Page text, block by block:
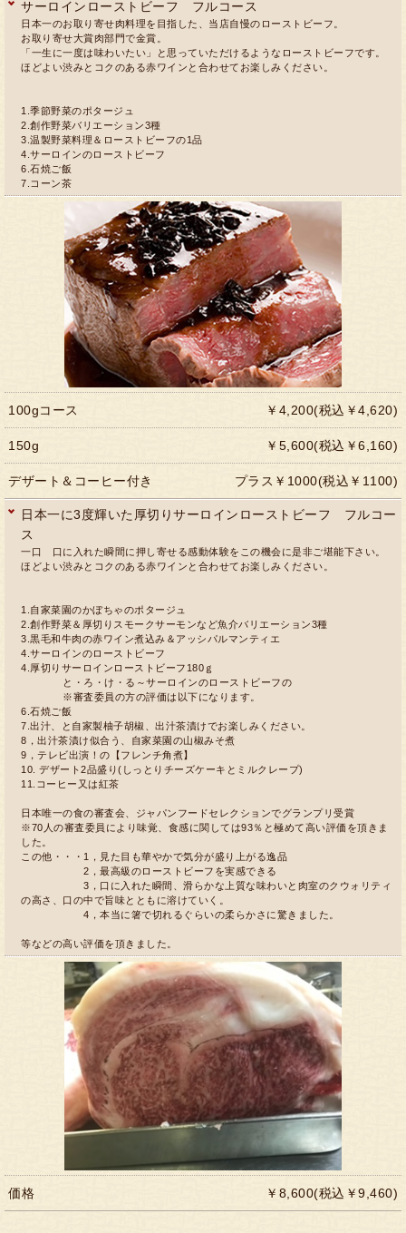
サーロインローストビーフ フルコース
日本一のお取り寄せ肉料理を目指した、当店自慢のローストビーフ。
お取り寄せ大賞肉部門で金賞。
「一生に一度は味わいたい」と思っていただけるようなローストビーフです。
ほどよい渋みとコクのある赤ワインと合わせてお楽しみください。
1.季節野菜のポタージュ
2.創作野菜バリエーション3種
3.温製野菜料理＆ローストビーフの1品
4.サーロインのローストビーフ
6.石焼ご飯
7.コーン茶
100gコース ￥4,200(税込￥4,620)
150g ￥5,600(税込￥6,160)
デザート＆コーヒー付き プラス￥1000(税込￥1100)
日本一に3度輝いた厚切りサーロインローストビーフ フルコー
ス
一口 口に入れた瞬間に押し寄せる感動体験をこの機会に是非ご堪能下さい。
ほどよい渋みとコクのある赤ワインと合わせてお楽しみください。
1.自家菜園のかぼちゃのポタージュ
2.創作野菜＆厚切りスモークサーモンなど魚介バリエーション3種
3.黒毛和牛肉の赤ワイン煮込み＆アッシパルマンティエ
4.サーロインのローストビーフ
4.厚切りサーロインローストビーフ180ｇ
と・ろ・け・る～サーロインのローストビーフの
※審査委員の方の評価は以下になります。
6.石焼ご飯
7.出汁、と自家製柚子胡椒、出汁茶漬けでお楽しみください。
8，出汁茶漬け似合う、自家菜園の山椒みそ煮
9，テレビ出演！の【フレンチ角煮】
10. デザート2品盛り(しっとりチーズケーキとミルクレープ)
11.コーヒー又は紅茶
日本唯一の食の審査会、ジャパンフードセレクションでグランプリ受賞
※70人の審査委員により味覚、食感に関しては93％と極めて高い評価を頂きま
した。
この他・・・1，見た目も華やかで気分が盛り上がる逸品
2，最高級のローストビーフを実感できる
3，口に入れた瞬間、滑らかな上質な味わいと肉室のクウォリティ
の高さ、口の中で旨味とともに溶けていく。
4，本当に箸で切れるぐらいの柔らかさに驚きました。
等などの高い評価を頂きました。
価格 ￥8,600(税込￥9,460)